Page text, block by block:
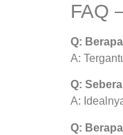
FAQ
Q:
A:
Q:
A:
Q: